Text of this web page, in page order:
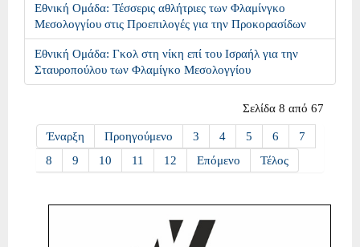
Εθνική Ομάδα: Τέσσερις αθλήτριες των Φλαμίνγκο
Μεσολογγίου στις Προεπιλογές για την Προκορασίδων
Εθνική Ομάδα: Γκολ στη νίκη επί του Ισραήλ για την
Σταυροπούλου των Φλαμίγκο Μεσολογγίου
Σελίδα 8 από 67
Έναρξη Προηγούμενο 3 4 5 6
7
8
9 10 11 12 Επόμενο Τέλος